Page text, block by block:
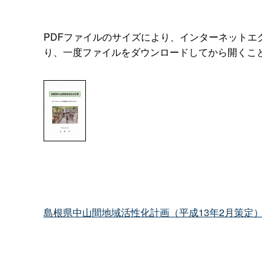
PDFファイルのサイズにより、インターネット
り、一度ファイルをダウンロードしてから開くこ
島根県中山間地域活性化計画（平成13年2月策定）